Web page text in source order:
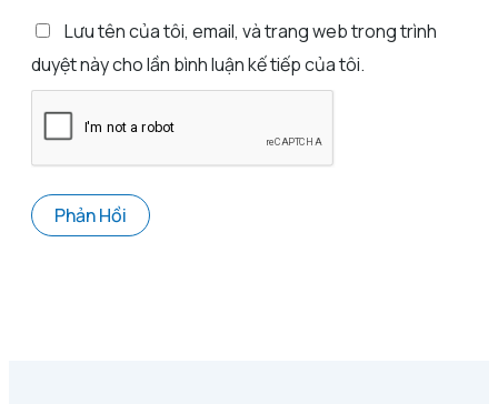
Lưu tên của tôi, email, và trang web trong trình
duyệt này cho lần bình luận kế tiếp của tôi.